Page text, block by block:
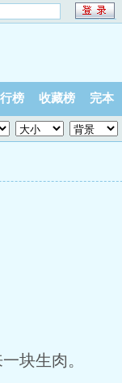
榜 收藏榜 完本
块生肉。